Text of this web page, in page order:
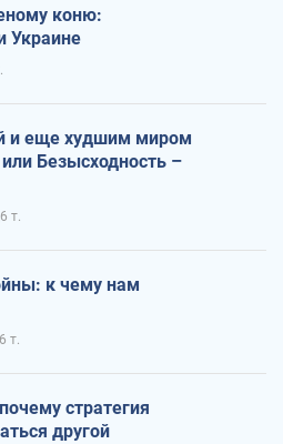
коню:
Украине
и еще худшим миром
Безысходность –
т.
к чему нам
т.
стратегия
другой